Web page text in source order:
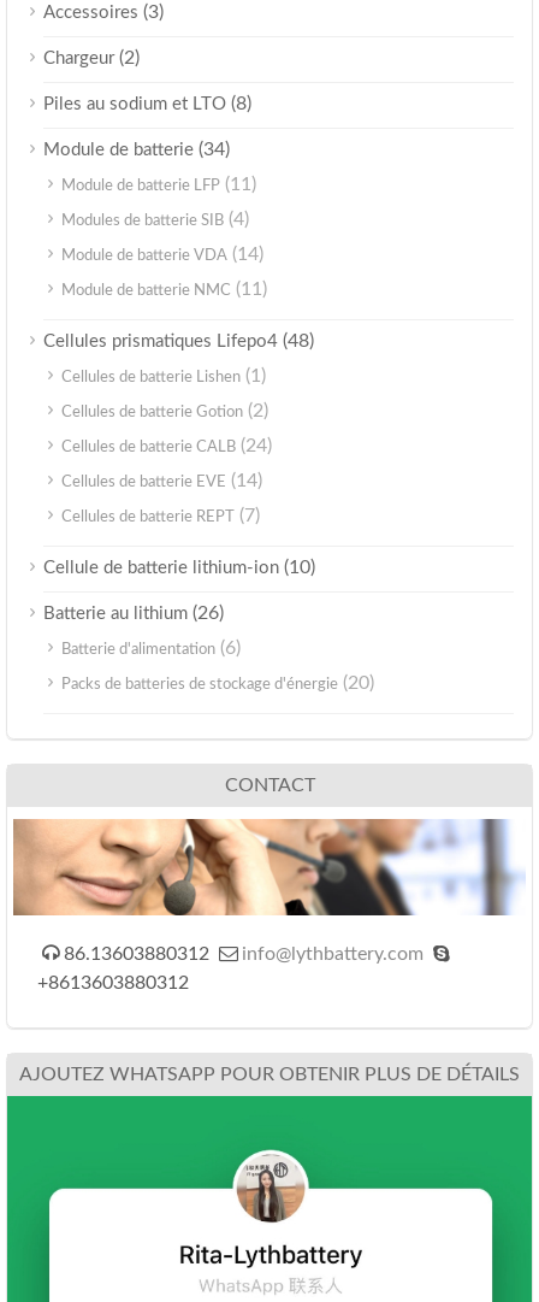
Accessoires (3)
Chargeur(2)
Piles au sodium et LTO (8)
Module de batterie (34)
Module de batterie LFP (11)
Modules de batterie SIB (4)
Module de batterie VDA (14)
Module de batterie NMC (11)
Cellules prismatiques Lifepo4 (48)
Cellules de batterie Lishen (1)
Cellules de batterie Gotion (2)
Cellules de batterie CALB (24)
Cellules de batterie EVE (14)
Cellules de batterie REPT (7)
Cellule de batterie lithium-ion (10)
Batterie au lithium (26)
Batterie d'alimentation (6)
Packs de batteries de stockage d'énergie (20)
CONTACT
 86.13603880312  info@lythbattery.com 
+8613603880312
AJOUTEZ WHATSAPP POUR OBTENIR PLUS DE DÉTAILS